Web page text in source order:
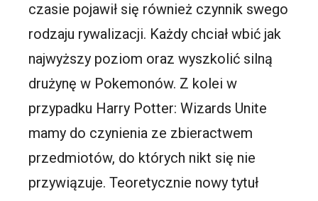
czasie pojawił się również czynnik swego
rodzaju rywalizacji. Każdy chciał wbić jak
najwyższy poziom oraz wyszkolić silną
drużynę w Pokemonów. Z kolei w
przypadku Harry Potter: Wizards Unite
mamy do czynienia ze zbieractwem
przedmiotów, do których nikt się nie
przywiązuje. Teoretycznie nowy tytuł